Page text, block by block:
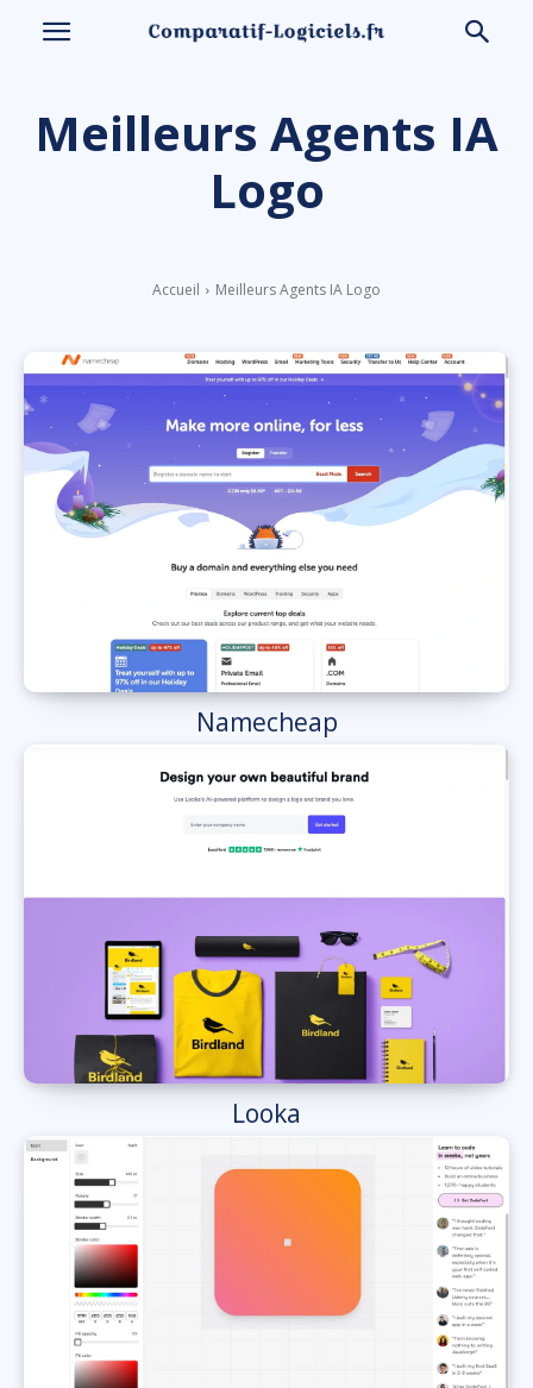
Meilleurs Agents IA
Logo
Accueil Meilleurs Agents IA Logo
Namecheap
Looka